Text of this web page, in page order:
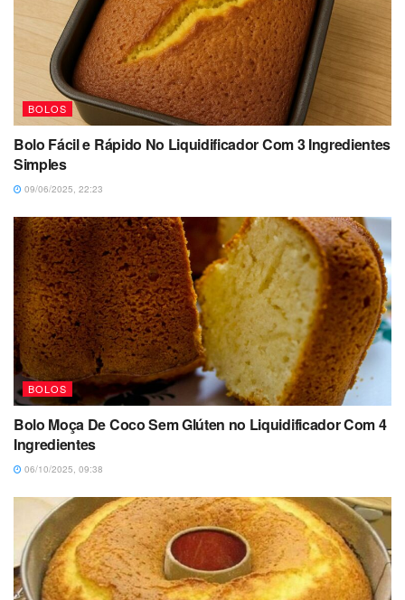
BOLOS
Bolo Fácil e Rápido No Liquidificador Com 3 Ingredientes
Simples
09/06/2025, 22:23
BOLOS
Bolo Moça De Coco Sem Glúten no Liquidificador Com 4
Ingredientes
06/10/2025, 09:38